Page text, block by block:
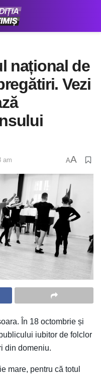
național de
Vezi
am AA
În 18 octombrie și
iubitor de folclor
din domeniu.
mare, pentru că totul